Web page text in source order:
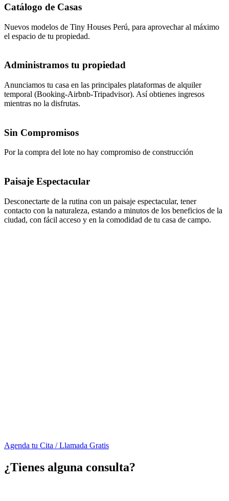
Catálogo de Casas
Nuevos modelos de Tiny Houses Perú, para aprovechar al máximo
el espacio de tu propiedad.
Administramos tu propiedad
Anunciamos tu casa en las principales plataformas de alquiler
temporal (Booking-Airbnb-Tripadvisor). Así obtienes ingresos
mientras no la disfrutas.
Sin Compromisos
Por la compra del lote no hay compromiso de construcción
Paisaje Espectacular
Desconectarte de la rutina con un paisaje espectacular, tener
contacto con la naturaleza, estando a minutos de los beneficios de la
ciudad, con fácil acceso y en la comodidad de tu casa de campo.
Agenda tu Cita / Llamada Gratis
¿Tienes alguna consulta?